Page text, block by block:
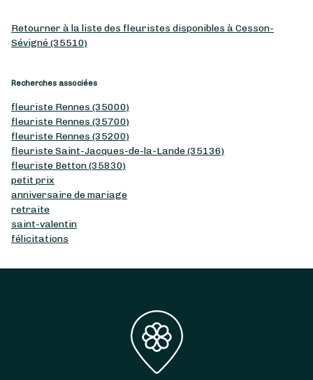
Retourner à la liste des fleuristes disponibles à Cesson-
Sévigné (35510)
Recherches associées
fleuriste Rennes (35000)
fleuriste Rennes (35700)
fleuriste Rennes (35200)
fleuriste Saint-Jacques-de-la-Lande (35136)
fleuriste Betton (35830)
petit prix
anniversaire de mariage
retraite
saint-valentin
félicitations